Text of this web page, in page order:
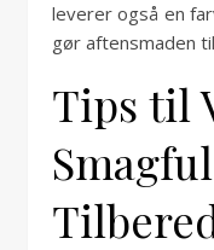
leverer også en
gør aftensmaden
Tips til